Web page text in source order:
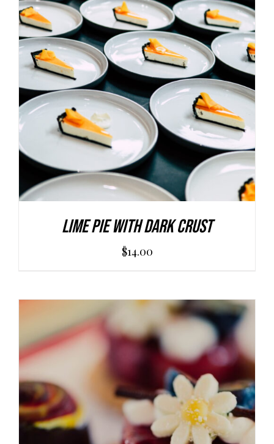
AGGIUNGI AL CARRELLO / DETAILS
Lime Pie With Dark Crust
$14.00
AGGIUNGI AL CARRELLO / DETAILS